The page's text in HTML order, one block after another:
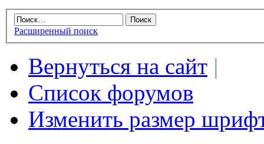
Расширенный поиск
Вернуться на сайт |
Список форумов
Изменить размер